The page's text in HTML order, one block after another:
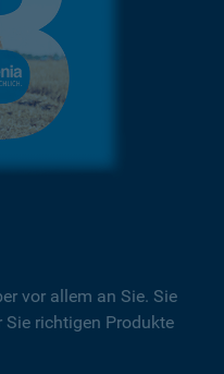
vor allem an Sie. Sie
Sie richtigen Produkte